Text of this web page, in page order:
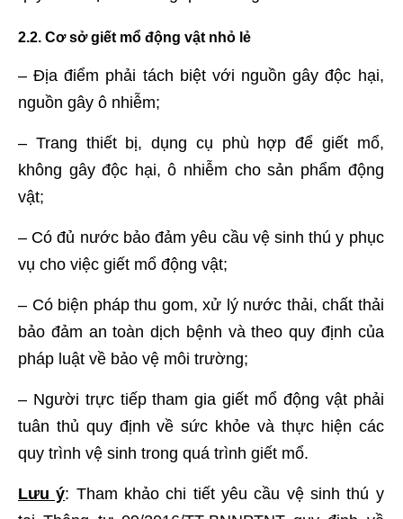
2.2. Cơ sở giết mổ động vật nhỏ lẻ
– Địa điểm phải tách biệt với nguồn gây độc hại,
nguồn gây ô nhiễm;
– Trang thiết bị, dụng cụ phù hợp để giết mổ,
không gây độc hại, ô nhiễm cho sản phẩm động
vật;
– Có đủ nước bảo đảm yêu cầu vệ sinh thú y phục
vụ cho việc giết mổ động vật;
– Có biện pháp thu gom, xử lý nước thải, chất thải
bảo đảm an toàn dịch bệnh và theo quy định của
pháp luật về bảo vệ môi trường;
– Người trực tiếp tham gia giết mổ động vật phải
tuân thủ quy định về sức khỏe và thực hiện các
quy trình vệ sinh trong quá trình giết mổ.
Lưu ý: Tham khảo chi tiết yêu cầu vệ sinh thú y